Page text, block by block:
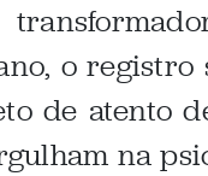
o registro
de atento
na